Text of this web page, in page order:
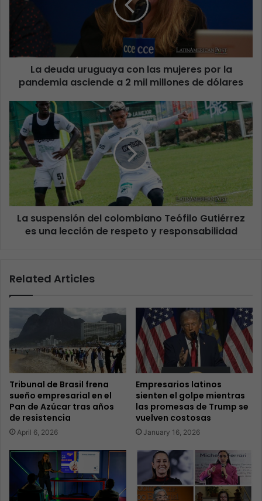
La deuda uruguaya con las mujeres por la
pandemia asciende a 2 mil millones de dólares
La suspensión del colombiano Teófilo Gutiérrez
es una lección de respeto y responsabilidad
Related Articles
Tribunal de Brasil frena
sueño empresarial en el
Pan de Azúcar tras años
de resistencia
April 6, 2026
Empresarios latinos
sienten el golpe mientras
las promesas de Trump se
vuelven costosas
January 16, 2026